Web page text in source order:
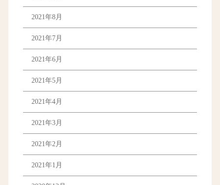
2021年8月
2021年7月
2021年6月
2021年5月
2021年4月
2021年3月
2021年2月
2021年1月